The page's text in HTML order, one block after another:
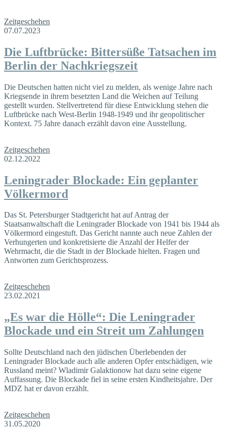
Zeitgeschehen
07.07.2023
Die Luftbrücke: Bittersüße Tatsachen im
Berlin der Nachkriegszeit
Die Deutschen hatten nicht viel zu melden, als wenige Jahre nach
Kriegsende in ihrem besetzten Land die Weichen auf Teilung
gestellt wurden. Stellvertretend für diese Entwicklung stehen die
Luftbrücke nach West-Berlin 1948-1949 und ihr geopolitischer
Kontext. 75 Jahre danach erzählt davon eine Ausstellung.
Zeitgeschehen
02.12.2022
Leningrader Blockade: Ein geplanter
Völkermord
Das St. Petersburger Stadtgericht hat auf Antrag der
Staatsanwaltschaft die Leningrader Blockade von 1941 bis 1944 als
Völkermord eingestuft. Das Gericht nannte auch neue Zahlen der
Verhungerten und konkretisierte die Anzahl der Helfer der
Wehrmacht, die die Stadt in der Blockade hielten. Fragen und
Antworten zum Gerichtsprozess.
Zeitgeschehen
23.02.2021
„Es war die Hölle“: Die Leningrader
Blockade und ein Streit um Zahlungen
Sollte Deutschland nach den jüdischen Überlebenden der
Leningrader Blockade auch alle anderen Opfer entschädigen, wie
Russland meint? Wladimir Galaktionow hat dazu seine eigene
Auffassung. Die Blockade fiel in seine ersten Kindheitsjahre. Der
MDZ hat er davon erzählt.
Zeitgeschehen
31.05.2020